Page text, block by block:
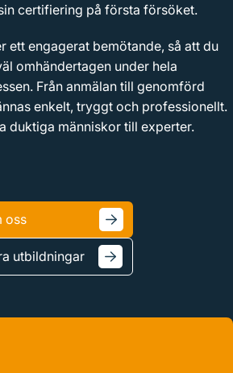
certifiering på första försöket.
ett engagerat bemötande, så att du
omhändertagen under hela
Från anmälan till genomförd
enkelt, tryggt och professionellt.
duktiga människor till experter.
oss
utbildningar